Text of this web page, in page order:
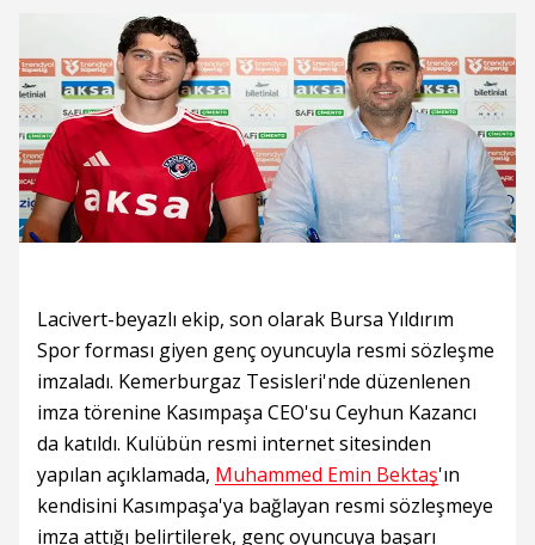
Lacivert-beyazlı ekip, son olarak Bursa Yıldırım
Spor forması giyen genç oyuncuyla resmi sözleşme
imzaladı. Kemerburgaz Tesisleri'nde düzenlenen
imza törenine Kasımpaşa CEO'su Ceyhun Kazancı
da katıldı. Kulübün resmi internet sitesinden
yapılan açıklamada, Muhammed Emin Bektaş'ın
kendisini Kasımpaşa'ya bağlayan resmi sözleşmeye
imza attığı belirtilerek, genç oyuncuya başarı